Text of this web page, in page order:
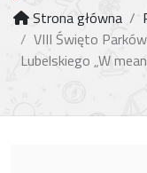
Strona główna
VIII Święto
Lubelskiego „W